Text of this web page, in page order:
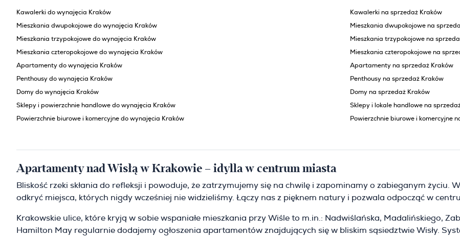
Kawalerki do wynajęcia Kraków
Mieszkania dwupokojowe do wynajęcia Kraków
Mieszkania trzypokojowe do wynajęcia Kraków
Mieszkania czteropokojowe do wynajęcia Kraków
Apartamenty do wynajęcia Kraków
Penthousy do wynajęcia Kraków
Domy do wynajęcia Kraków
Sklepy i powierzchnie handlowe do wynajęcia Kraków
Powierzchnie biurowe i komercyjne do wynajęcia Kraków
Kawalerki na sprzedaż Kraków
Mieszkania dwupokojowe na
Mieszkania trzypokojowe na
Mieszkania czteropokojowe na
Apartamenty na sprzedaż Kraków
Penthousy na sprzedaż Kraków
Domy na sprzedaż Kraków
Sklepy i lokale handlowe na
Powierzchnie biurowe i komercyjne
Apartamenty nad Wisłą w Krakowie – idylla w centrum miasta
Bliskość rzeki skłania do refleksji i powoduje, że zatrzymujemy się na chwilę i zapominamy o zabieganym życiu.
odkryć miejsca, których nigdy wcześniej nie widzieliśmy. Łączy nas z pięknem natury i pozwala odpocząć w
Krakowskie ulice, które kryją w sobie wspaniałe mieszkania przy Wiśle to m.in.: Nadwiślańska, Madalińskiego,
Hamilton May regularnie dodajemy ogłoszenia apartamentów znajdujących się w bliskim sąsiedztwie Wisły.